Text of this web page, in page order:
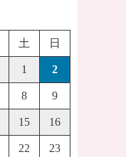
土 日
1 2
8 9
15 16
22 23